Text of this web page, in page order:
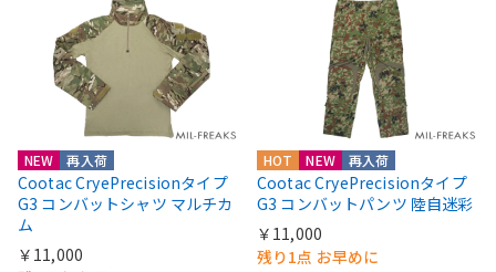
NEW 再入荷
Cootac CryePrecisionタイプ
G3 コンバットシャツ マルチカ
ム
￥11,000
HOT NEW 再入荷
Cootac CryePrecisionタイプ
G3 コンバットパンツ 陸自迷彩
￥11,000
残り1点 お早めに